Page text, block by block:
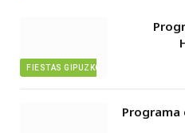
FIESTAS GIPUZKOA
Programa